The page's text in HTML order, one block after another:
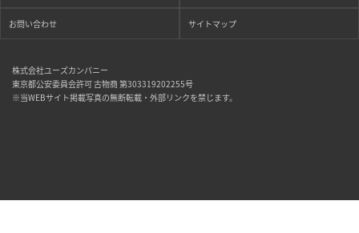
お問い合わせ サイトマップ
株式会社ユーズカンパニー
東京都公安委員会許可 古物商 第303319202255号
※当WEBサイト掲載写真の無断転載・外部リンクを禁じます。